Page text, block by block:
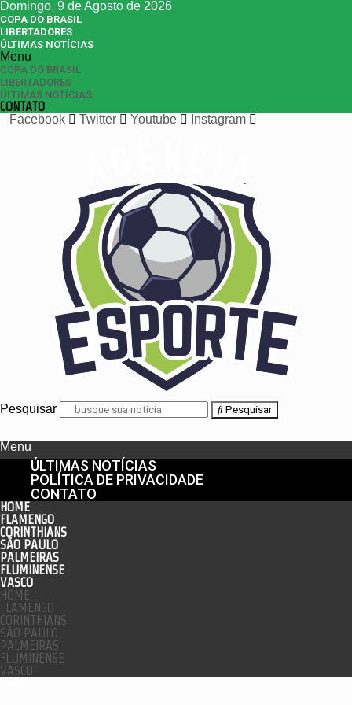
Domingo, 9 de Agosto de 2026
COPA DO BRASIL
LIBERTADORES
ÚLTIMAS NOTÍCIAS
Menu
COPA DO BRASIL
LIBERTADORES
ÚLTIMAS NOTÍCIAS
CONTATO
Facebook
Twitter Youtube Instagram
Pesquisar Pesquisar
Menu
ÚLTIMAS NOTÍCIAS
POLÍTICA DE PRIVACIDADE
CONTATO
HOME
FLAMENGO
CORINTHIANS
SÃO PAULO
PALMEIRAS
FLUMINENSE
VASCO
HOME
FLAMENGO
CORINTHIANS
SÃO PAULO
PALMEIRAS
FLUMINENSE
VASCO